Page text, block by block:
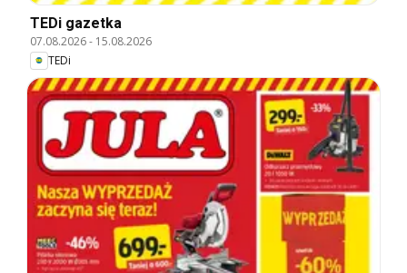
TEDi gazetka
07.08.2026- 15.08.2026
TEDi